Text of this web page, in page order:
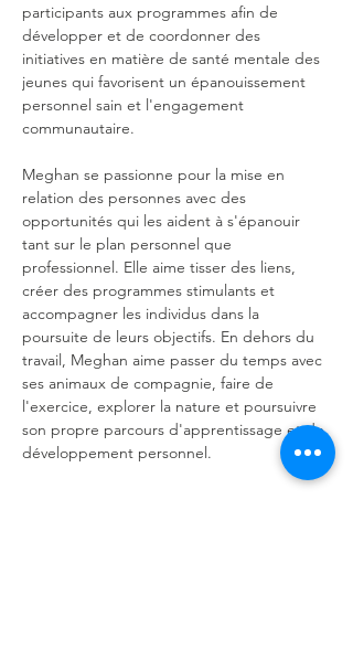
participants aux programmes afin de
développer et de coordonner des
initiatives en matière de santé mentale des
jeunes qui favorisent un épanouissement
personnel sain et l'engagement
communautaire.
Meghan se passionne pour la mise en
relation des personnes avec des
opportunités qui les aident à s'épanouir
tant sur le plan personnel que
professionnel. Elle aime tisser des liens,
créer des programmes stimulants et
accompagner les individus dans la
poursuite de leurs objectifs. En dehors du
travail, Meghan aime passer du temps avec
ses animaux de compagnie, faire de
l'exercice, explorer la nature et poursuivre
son propre parcours d'apprentissage et de
développement personnel.